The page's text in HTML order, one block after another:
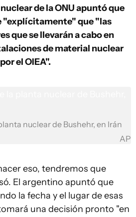
de la ONU apuntóque
"explícitamente" que "las
que se llevarán a cabo en
de material nuclear
el OIEA".
nuclear de Bushehr, en Irán
AP
eso, tendremos que
El argentino apuntó que
la fecha y el lugar de esas
una decisión pronto "en